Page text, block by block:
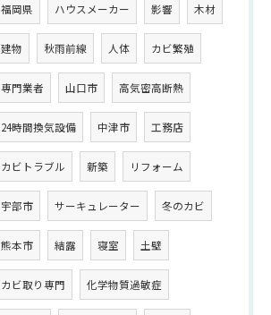
福岡県 ハウスメーカー 影響 木材
建物 秋雨前線 人体 カビ繁殖
専門業者 山口市 高気密高断熱
24時間換気設備 中津市 工務店
カビトラブル 新築 リフォーム
宇部市 サーキュレーター 冬のカビ
熊本市 結露 寝室 土壁
カビ取り専門 化学物質過敏症